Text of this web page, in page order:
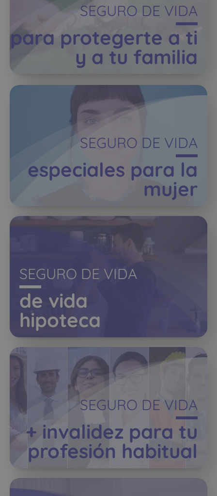
SEGURO DE VIDA
para protegerte a ti
y a tu familia
SEGURO DE VIDA
especiales para la
mujer
SEGURO DE VIDA
de vida
hipoteca
SEGURO DE VIDA
+ invalidez para tu
profesión habitual